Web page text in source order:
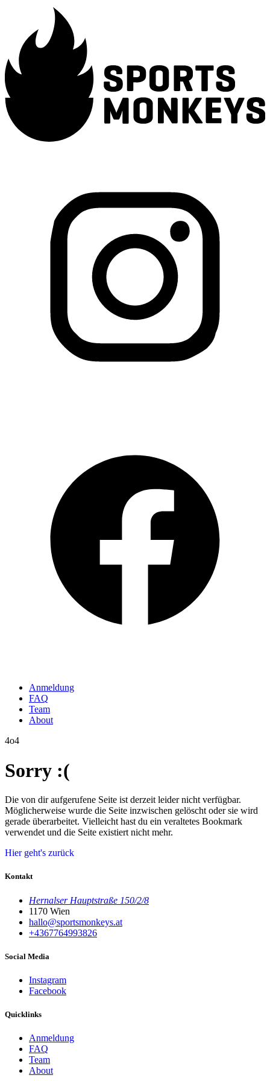
Anmeldung
FAQ
Team
About
4o4
Sorry :(
Die von dir aufgerufene Seite ist derzeit leider nicht verfügbar.
Möglicherweise wurde die Seite inzwischen gelöscht oder sie wird
gerade überarbeitet. Vielleicht hast du ein veraltetes Bookmark
verwendet und die Seite existiert nicht mehr.
Hier geht's zurück
Kontakt
Hernalser Hauptstraße 150/2/8
1170 Wien
hallo@sportsmonkeys.at
+4367764993826
Social Media
Instagram
Facebook
Quicklinks
Anmeldung
FAQ
Team
About